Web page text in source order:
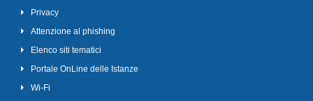
Privacy
Attenzione al phishing
Elenco siti tematici
Portale OnLine delle Istanze
Wi-Fi